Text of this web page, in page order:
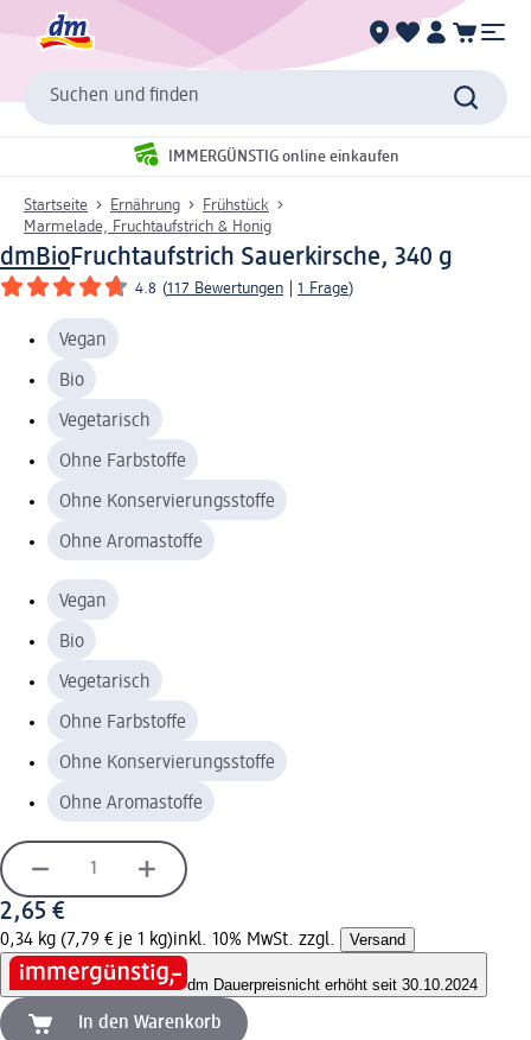
Suchen und finden
IMMERGÜNSTIG online einkaufen
Startseite Ernährung
Frühstück
Marmelade, Fruchtaufstrich & Honig
dmBioFruchtaufstrich Sauerkirsche, 340 g
4.8 (117 Bewertungen 1 Frage)
Vegan
Bio
Vegetarisch
Ohne Farbstoffe
Ohne Konservierungsstoffe
Ohne Aromastoffe
Vegan
Bio
Vegetarisch
Ohne Farbstoffe
Ohne Konservierungsstoffe
Ohne Aromastoffe
2,65 €
0,34 kg (7,79 € je 1 kg)inkl. 10% MwSt. zzgl. Versand
dm Dauerpreisnicht erhöht seit 30.10.2024
In den Warenkorb